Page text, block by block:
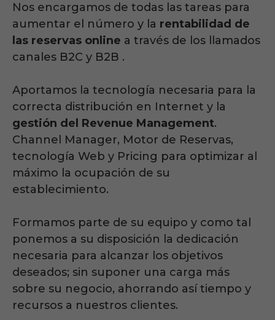
Nos encargamos de todas las tareas para
aumentar el número y la rentabilidad de
las reservas online a través de los llamados
canales B2C y B2B .
Aportamos la tecnología necesaria para la
correcta distribución en Internet y la
gestión del Revenue Management.
Channel Manager, Motor de Reservas,
tecnología Web y Pricing para optimizar al
máximo la ocupación de su
establecimiento.
Formamos parte de su equipo y como tal
ponemos a su disposición la dedicación
necesaria para alcanzar los objetivos
deseados; sin suponer una carga más
sobre su negocio, ahorrando así tiempo y
recursos a nuestros clientes.